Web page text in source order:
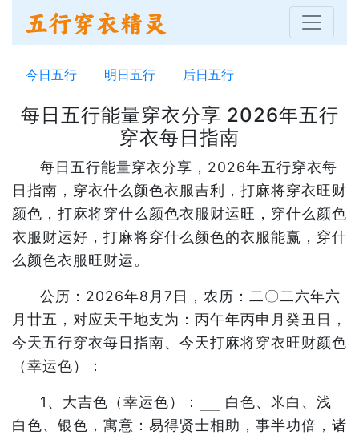
今日五行 明日五行 后日五行
每日五行能量穿衣分享 2026年五行
穿衣每日指南
每日五行能量穿衣分享，2026年五行穿衣每
日指南，穿衣什么颜色衣服吉利，打麻将穿衣旺财
颜色，打麻将穿什么颜色衣服财运旺，穿什么颜色
衣服财运好，打麻将穿什么颜色的衣服能赢，穿什
么颜色衣服旺财运。
公历：2026年8月7日，农历：二〇二六年六
月廿五，对应天干地支为：丙午年丙申月癸丑日，
今天五行穿衣每日指南、今天打麻将穿衣旺财颜色
（幸运色）：
1、大吉色（幸运色）：
白色、米白、浅
白色、银色，寓意：易得贤士相助，事半功倍，诸